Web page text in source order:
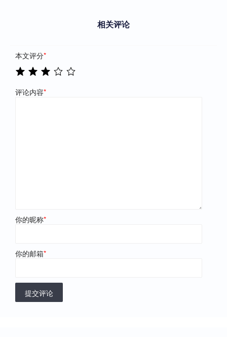
相关评论
本文评分*
评论内容*
你的昵称*
你的邮箱*
提交评论